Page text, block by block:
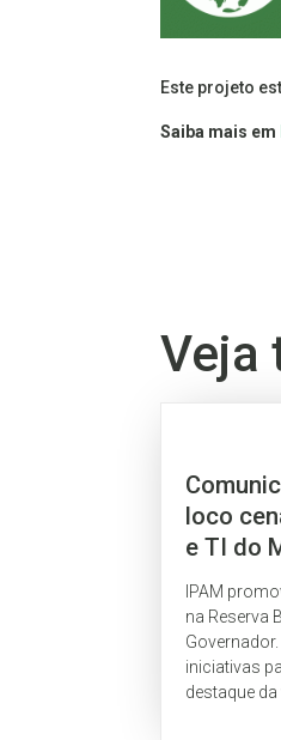
Este projeto
Saiba mais em
Veja
loco
e TI do
IPAM
na Reserva
iniciativas
destaque da